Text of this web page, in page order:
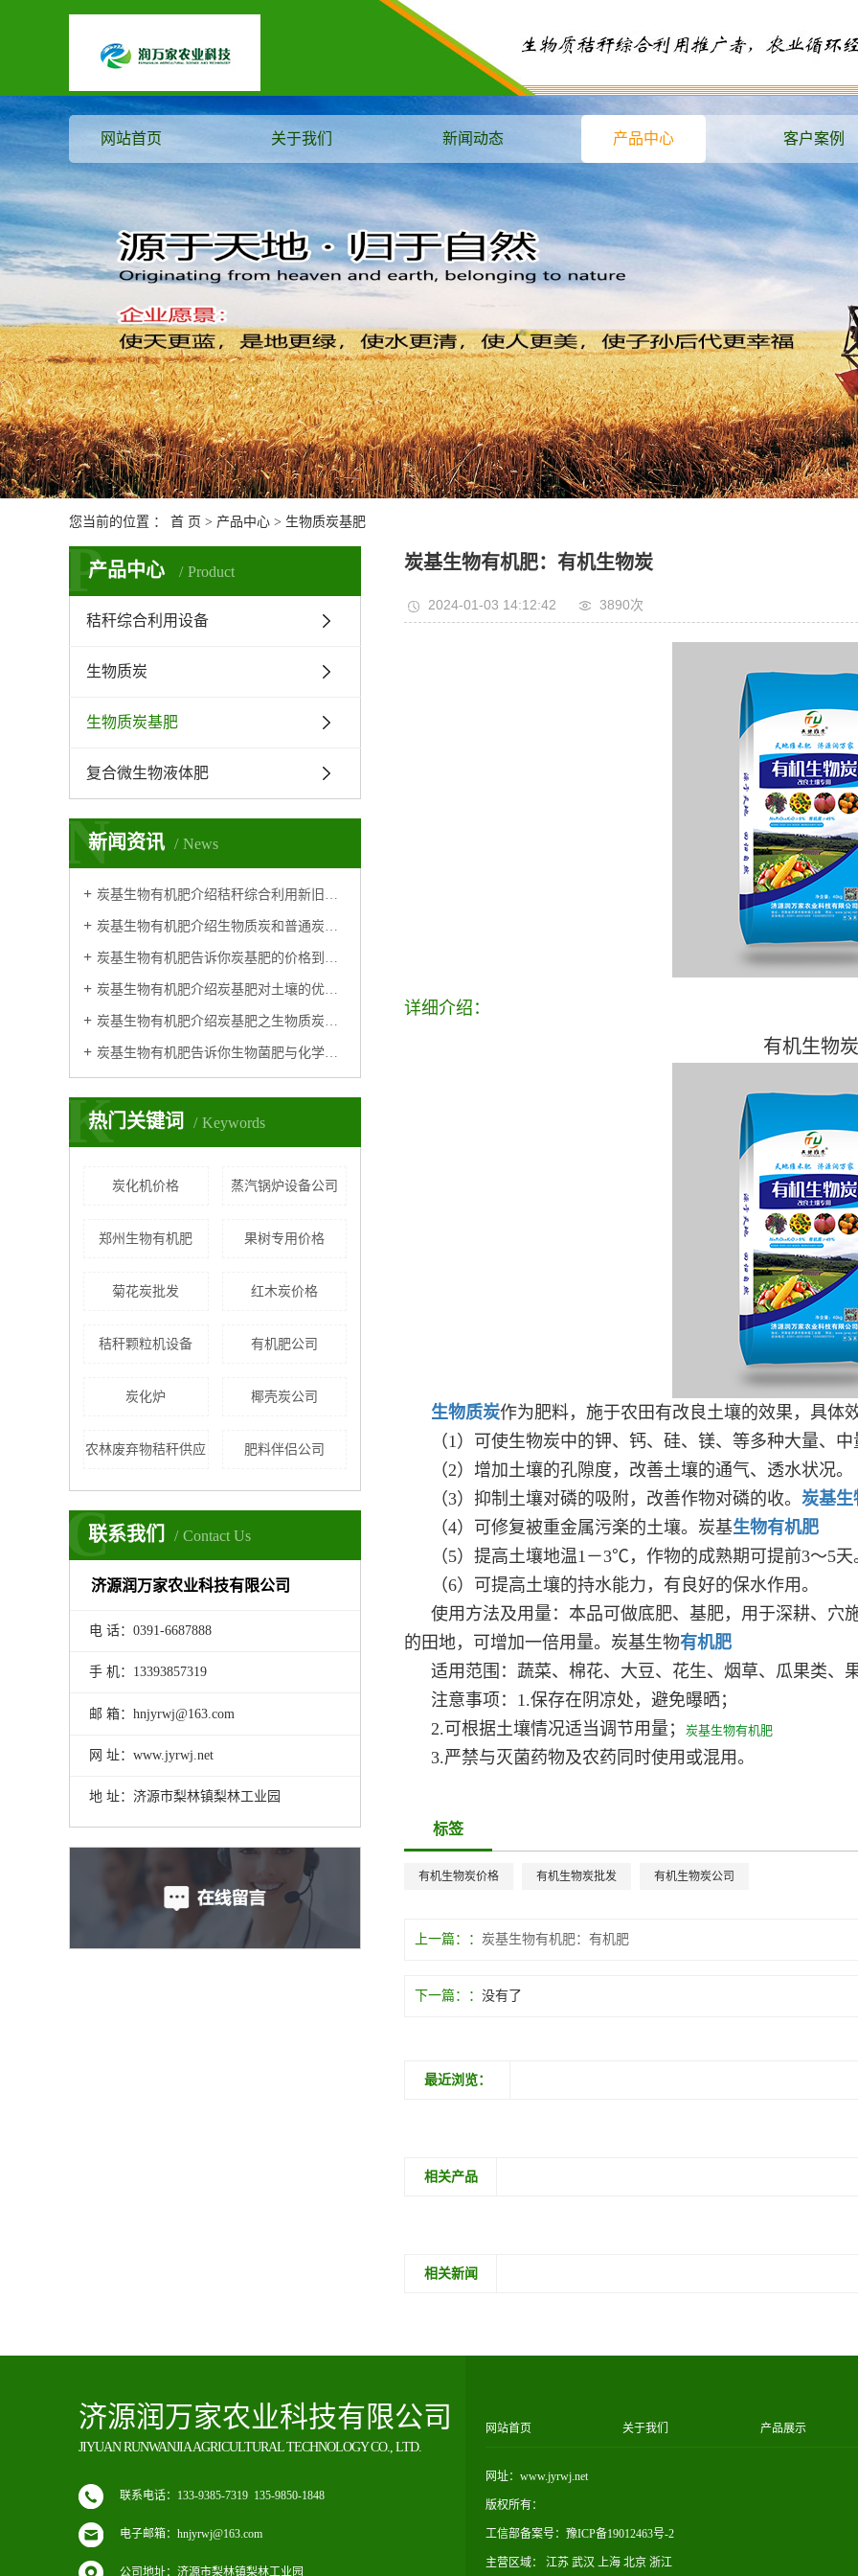
网站首页 关于我们 新闻动态 产品中心 客户案例
您当前的位置 ： 首 页 > 产品中心 > 生物质炭基肥
产品中心 Product
P
秸秆综合利用设备
生物质炭
生物质炭基肥
复合微生物液体肥
新闻资讯 News
N
炭基生物有机肥介绍秸秆综合利用新旧技术对比
炭基生物有机肥介绍生物质炭和普通炭有什么区别？
炭基生物有机肥告诉你炭基肥的价格到底贵不贵呢？
炭基生物有机肥介绍炭基肥对土壤的优势体现
炭基生物有机肥介绍炭基肥之生物质炭有机肥作用原理
炭基生物有机肥告诉你生物菌肥与化学肥料相比的特点及优势！
热门关键词 Keywords
K
炭化机价格 蒸汽锅炉设备公司
郑州生物有机肥 果树专用价格
菊花炭批发 红木炭价格
秸秆颗粒机设备 有机肥公司
炭化炉 椰壳炭公司
农林废弃物秸秆供应 肥料伴侣公司
联系我们 Contact Us
C
济源润万家农业科技有限公司
电 话：0391-6687888
手 机：13393857319
邮 箱：hnjyrwj@163.com
网 址：www.jyrwj.net
地 址：济源市梨林镇梨林工业园
炭基生物有机肥：有机生物炭
2024-01-03 14:12:42 3890次
详细介绍：
有机生物炭
生物质炭作为肥料，施于农田有改良土壤的效果，具体
（1）可使生物炭中的钾、钙、硅、镁、等多种大量、
（2）增加土壤的孔隙度，改善土壤的通气、透水状况。
（3）抑制土壤对磷的吸附，改善作物对磷的收。 炭基生
（4）可修复被重金属污楽的土壤。炭基生物有机肥
（5）提高土壤地温1－3℃，作物的成熟期可提前3～5天
（6）可提高土壤的持水能力，有良好的保水作用。
使用方法及用量：本品可做底肥、基肥，用于深耕、穴
的田地，可增加一倍用量。炭基生物有机肥
适用范围：蔬菜、棉花、大豆、花生、烟草、瓜果类、
注意事项：1.保存在阴凉处，避免曝晒；
2.可根据土壤情况适当调节用量；
炭基生物有机肥
3.严禁与灭菌药物及农药同时使用或混用。
标签
有机生物炭价格 有机生物炭批发 有机生物炭公司
上一篇： 炭基生物有机肥：有机肥
下一篇： 没有了
最近浏览：
相关产品
相关新闻
济源润万家农业科技有限公司
JIYUAN RUNWANJIA AGRICULTURAL TECHNOLOGY CO., LTD.
联系电话：133-9385-7319 135-9850-1848
电子邮箱：hnjyrwj@163.com
公司地址：济源市梨林镇梨林工业园
网站首页 关于我们 产品展示
网址：www.jyrwj.net
版权所有：
工信部备案号： 豫ICP备19012463号-2
主营区域： 江苏 武汉 上海 北京 浙江